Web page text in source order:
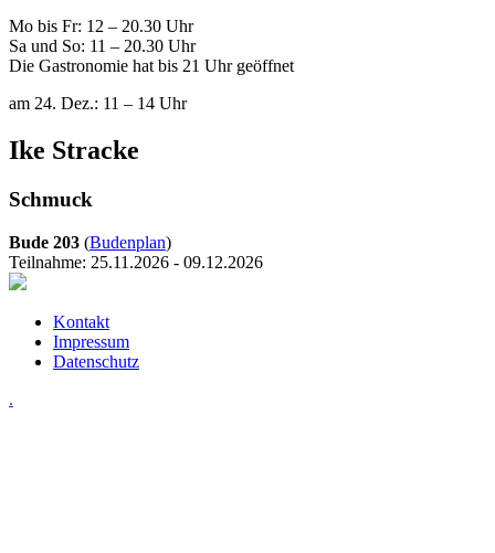
Mo bis Fr: 12 – 20.30 Uhr
Sa und So: 11 – 20.30 Uhr
Die Gastronomie hat bis 21 Uhr geöffnet
am 24. Dez.: 11 – 14 Uhr
Ike Stracke
Schmuck
Bude 203 (Budenplan)
Teilnahme: 25.11.2026 - 09.12.2026
Kontakt
Impressum
Datenschutz
.